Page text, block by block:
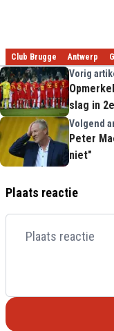
Club Brugge Antwerp
Vorig
slag in
Volgend
Peter
niet"
Plaats reactie